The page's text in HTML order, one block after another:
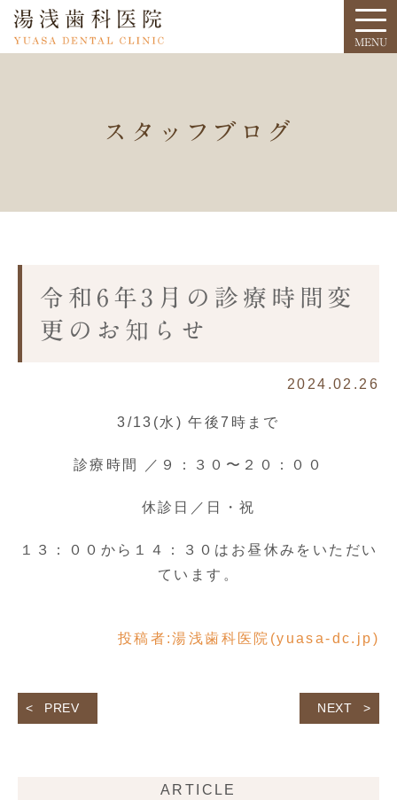
スタッフブログ
令和6年3月の診療時間変
更のお知らせ
2024.02.26
3/13(水) 午後7時まで
診療時間 ／９：３０〜２０：００
休診日／日・祝
１３：００から１４：３０はお昼休みをいただい
ています。
投稿者:湯浅歯科医院(yuasa-dc.jp)
PREV NEXT
ARTICLE